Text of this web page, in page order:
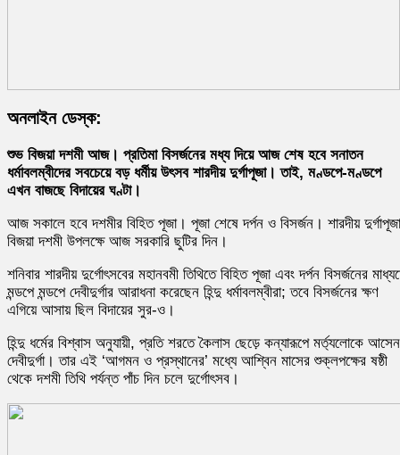
অনলাইন ডেস্ক:
শুভ বিজয়া দশমী আজ। প্রতিমা বিসর্জনের মধ্য দিয়ে আজ শেষ হবে সনাতন
ধর্মাবলম্বীদের সবচেয়ে বড় ধর্মীয় উৎসব শারদীয় দুর্গাপূজা। তাই, মণ্ডপে-মণ্ডপে
এখন বাজছে বিদায়ের ঘণ্টা।
আজ সকালে হবে দশমীর বিহিত পূজা। পূজা শেষে দর্পন ও বিসর্জন। শারদীয়
বিজয়া দশমী উপলক্ষে আজ সরকারি ছুটির দিন।
শনিবার শারদীয় দুর্গোৎসবের মহানবমী তিথিতে বিহিত পূজা এবং দর্পন বিসর্জনের
মন্ডপে মন্ডপে দেবীদুর্গার আরাধনা করেছেন হিন্দু ধর্মাবলম্বীরা; তবে বিসর্জনের ক্ষণ
এগিয়ে আসায় ছিল বিদায়ের সুর-ও।
হিন্দু ধর্মের বিশ্বাস অনুযায়ী, প্রতি শরতে কৈলাস ছেড়ে কন্যারূপে মর্ত্যলোকে আসেন
দেবীদুর্গা। তার এই ‘আগমন ও প্রস্থানের’ মধ্যে আশ্বিন মাসের শুক্লপক্ষের ষষ্ঠী
থেকে দশমী তিথি পর্যন্ত পাঁচ দিন চলে দুর্গোৎসব।